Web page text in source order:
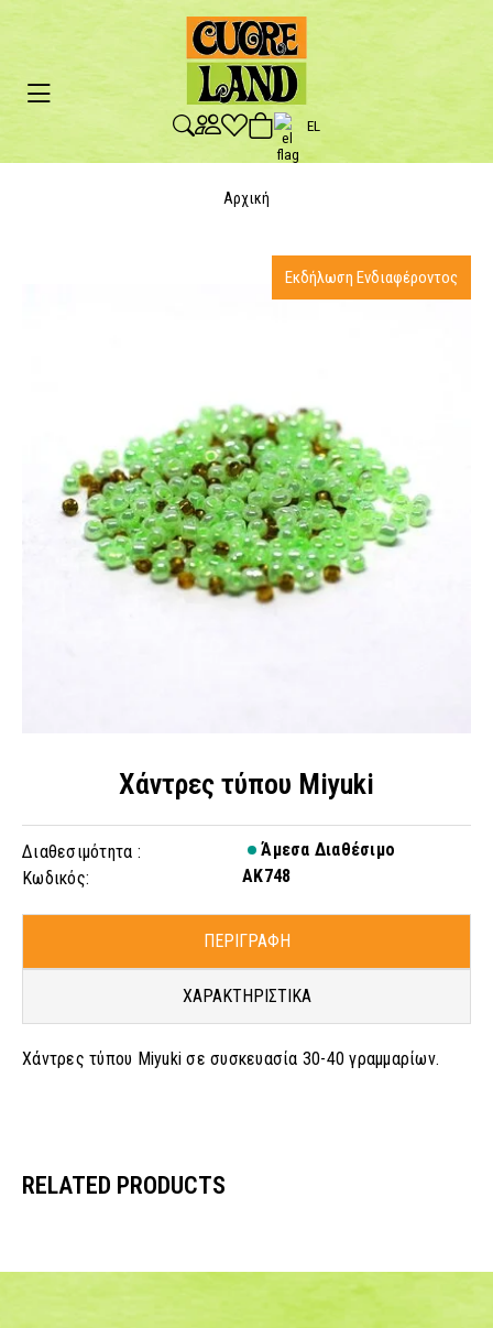
EL
Αρχική
Χάντρες τύπου Miyuki
Διαθεσιμότητα :
Άμεσα Διαθέσιμο
Κωδικός:
AK748
ΠΕΡΙΓΡΑΦΗ
ΧΑΡΑΚΤΗΡΙΣΤΙΚΑ
Χάντρες τύπου Miyuki σε συσκευασία 30-40 γραμμαρίων.
Εκδήλωση Ενδιαφέροντος
RELATED PRODUCTS